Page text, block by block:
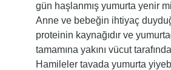
gün haşlanmış yumurta yenir
Anne ve bebeğin ihtiyaç
proteinin kaynağıdır ve
tamamına yakını vücut
Hamileler tavada yumurta